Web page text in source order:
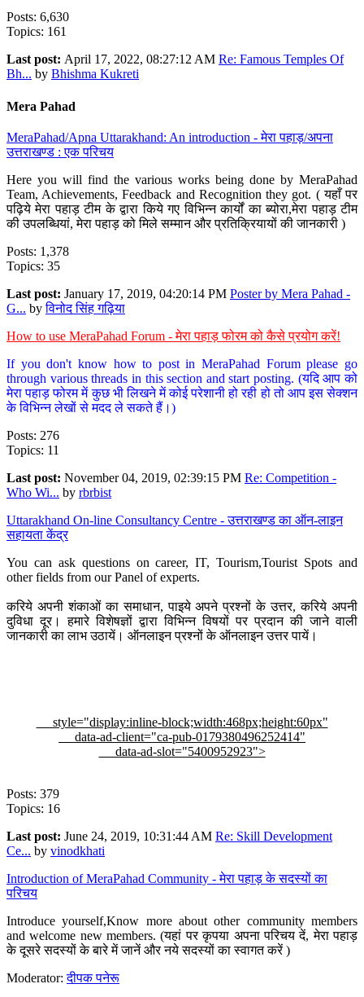
Posts: 6,630
Topics: 161
Last post: April 17, 2022, 08:27:12 AM Re: Famous Temples Of
Bh... by Bhishma Kukreti
Mera Pahad
MeraPahad/Apna Uttarakhand: An introduction - मेरा पहाड़/अपना
उत्तराखण्ड : एक परिचय
Here you will find the various works being done by MeraPahad
Team, Achievements, Feedback and Recognition they got. ( यहाँ पर
पढ़िये मेरा पहाड़ टीम के द्वारा किये गए विभिन्न कार्यों का ब्योरा,मेरा पहाड़ टीम
की उपलब्धियां, मेरा पहाड़ को मिले सम्मान और प्रतिक्रियायों की जानकारी )
Posts: 1,378
Topics: 35
Last post: January 17, 2019, 04:20:14 PM Poster by Mera Pahad -
G... byविनोद सिंह गढ़िया
How to use MeraPahad Forum - मेरा पहाड़ फोरम को कैसे प्रयोग करें!
If you don't know how to post in MeraPahad Forum please go
through various threads in this section and start posting. (यदि आप को
मेरा पहाड़ फोरम में कुछ भी लिखने में कोई परेशानी हो रही हो तो आप इस सेक्शन
के विभिन्न लेखों से मदद ले सकते हैं।)
Posts: 276
Topics: 11
Last post: November 04, 2019, 02:39:15 PM Re: Competition -
Who Wi... by rbrbist
Uttarakhand On-line Consultancy Centre - उत्तराखण्ड का ऑन-लाइन
सहायता केंद्र
You can ask questions on career, IT, Tourism,Tourist Spots and
other fields from our Panel of experts.
करिये अपनी शंकाओं का समाधान, पाइये अपने प्रश्नों के उत्तर, करिये अपनी
दुविधा दूर। हमारे विशेषज्ञों द्वारा विभिन्न विषयों पर प्रदान की जाने वाली
जानकारी का लाभ उठायें। ऑनलाइन प्रश्नों के ऑनलाइन उत्तर पायें।
style="display:inline-block;width:468px;height:60px"
data-ad-client="ca-pub-0179380496252414"
data-ad-slot="5400952923">
Posts: 379
Topics: 16
Last post: June 24, 2019, 10:31:44 AM Re: Skill Development
Ce... by vinodkhati
Introduction of MeraPahad Community - मेरा पहाड़ के सदस्यों का
परिचय
Introduce yourself,Know more about other community members
and welcome new members. (यहां पर कृपया अपना परिचय दें, मेरा पहाड़
के दूसरे सदस्यों के बारे में जानें और नये सदस्यों का स्वागत करें )
Moderator:दीपक पनेरू